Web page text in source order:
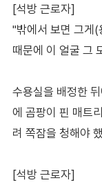
[석방 근로자]
"밖에서 보면 그게(
때문에 이 얼굴 그
수용실을 배정한
에 곰팡이 핀 매트
려 쪽잠을 청해야
[석방 근로자]